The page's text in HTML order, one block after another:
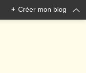
+ Créer mon blog